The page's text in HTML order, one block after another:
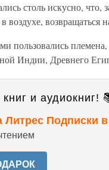
столь искусно,
воздухе, возвращаться
пользовались
Индии, Древнего
и аудиокниг!
Литрес Подписки